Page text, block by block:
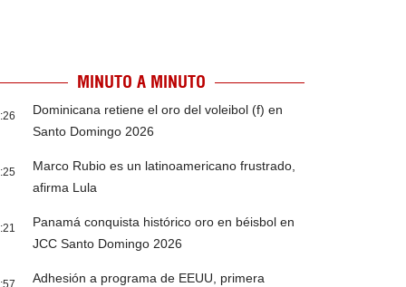
MINUTO A MINUTO
Dominicana retiene el oro del voleibol (f) en
Santo Domingo 2026
Marco Rubio es un latinoamericano frustrado,
afirma Lula
Panamá conquista histórico oro en béisbol en
JCC Santo Domingo 2026
Adhesión a programa de EEUU, primera